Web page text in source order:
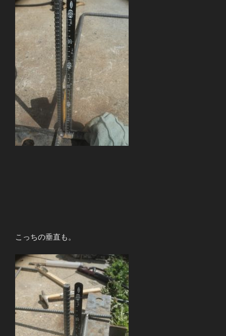
こっちの垂直も。